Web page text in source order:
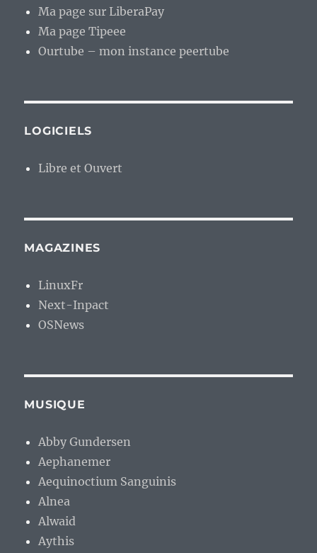
Ma page sur LiberaPay
Ma page Tipeee
Ourtube – mon instance peertube
LOGICIELS
Libre et Ouvert
MAGAZINES
LinuxFr
Next-Inpact
OSNews
MUSIQUE
Abby Gundersen
Aephanemer
Aequinoctium Sanguinis
Alnea
Alwaid
Aythis